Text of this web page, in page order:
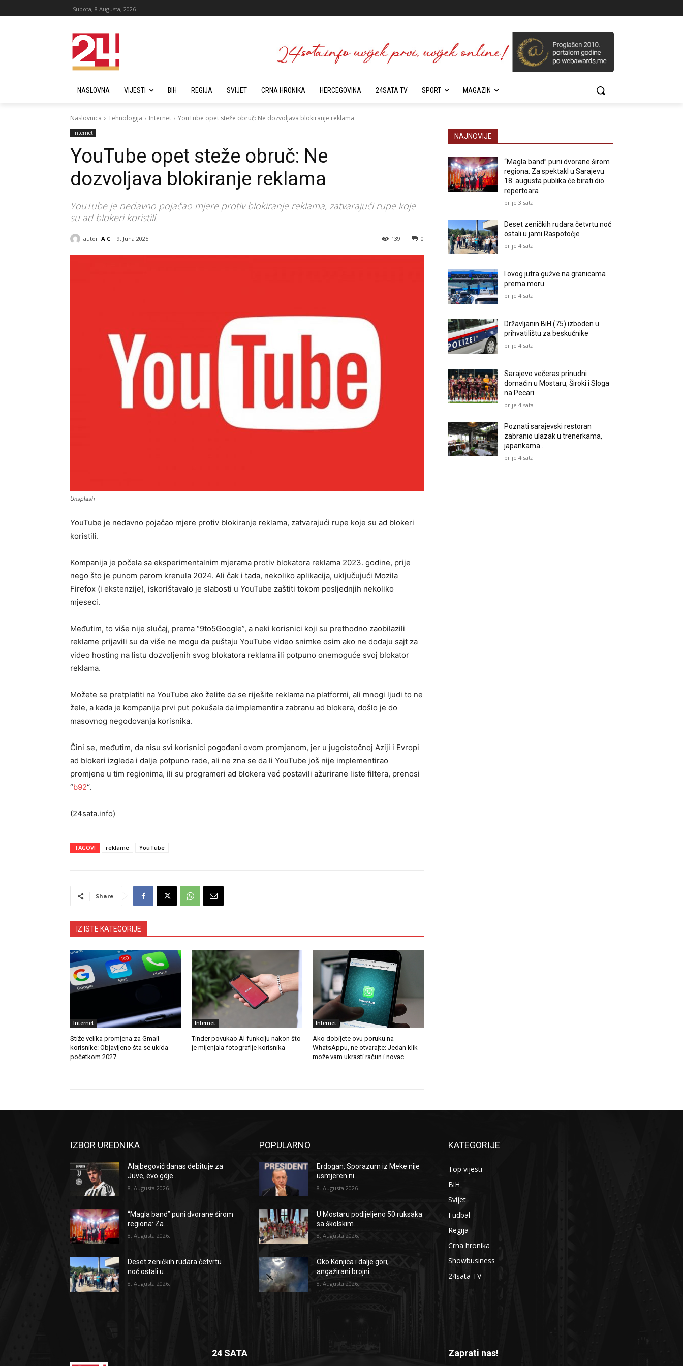
Subota, 8 Augusta, 2026
NASLOVNA VIJESTI BIH REGIJA SVIJET CRNA HRONIKA HERCEGOVINA 24SATA TV SPORT MAGAZIN
Naslovnica Tehnologija Internet YouTube opet steže obruč: Ne dozvoljava blokiranje reklama
Internet
YouTube opet steže obruč: Ne
dozvoljava blokiranje reklama
​YouTube je nedavno pojačao mjere protiv blokiranje reklama, zatvarajući rupe koje
su ad blokeri koristili.
autor: A C 9. Juna 2025. 0
139
Unsplash
​YouTube je nedavno pojačao mjere protiv blokiranje reklama, zatvarajući rupe koje su ad blokeri
koristili.
Kompanija je počela sa eksperimentalnim mjerama protiv blokatora reklama 2023. godine, prije
nego što je punom parom krenula 2024. Ali čak i tada, nekoliko aplikacija, uključujući Mozila
Firefox (i ekstenzije), iskorištavalo je slabosti u YouTube zaštiti tokom posljednjih nekoliko
mjeseci.
Međutim, to više nije slučaj, prema “9to5Google”, a neki korisnici koji su prethodno zaobilazili
reklame prijavili su da više ne mogu da puštaju YouTube video snimke osim ako ne dodaju sajt za
video hosting na listu dozvoljenih svog blokatora reklama ili potpuno onemoguće svoj blokator
reklama.
Možete se pretplatiti na YouTube ako želite da se riješite reklama na platformi, ali mnogi ljudi to ne
žele, a kada je kompanija prvi put pokušala da implementira zabranu ad blokera, došlo je do
masovnog negodovanja korisnika.
Čini se, međutim, da nisu svi korisnici pogođeni ovom promjenom, jer u jugoistočnoj Aziji i Evropi
ad blokeri izgleda i dalje potpuno rade, ali ne zna se da li YouTube još nije implementirao
promjene u tim regionima, ili su programeri ad blokera već postavili ažurirane liste filtera, prenosi
“b92“.
(24sata.info)
TAGOVI reklame YouTube
Share
IZ ISTE KATEGORIJE
Internet
Stiže velika promjena za Gmail
korisnike: Objavljeno šta se ukida
početkom 2027.
Internet
Tinder povukao AI funkciju nakon što
je mijenjala fotografije korisnika
Internet
Ako dobijete ovu poruku na
WhatsAppu, ne otvarajte: Jedan klik
može vam ukrasti račun i novac
NAJNOVIJE
“Magla band” puni dvorane širom
regiona: Za spektakl u Sarajevu
18. augusta publika će birati dio
repertoara
prije 3 sata
Deset zeničkih rudara četvrtu noć
ostali u jami Raspotočje
prije 4 sata
I ovog jutra gužve na granicama
prema moru
prije 4 sata
Državljanin BiH (75) izboden u
prihvatilištu za beskućnike
prije 4 sata
Sarajevo večeras prinudni
domaćin u Mostaru, Široki i Sloga
na Pecari
prije 4 sata
Poznati sarajevski restoran
zabranio ulazak u trenerkama,
japankama…
prije 4 sata
IZBOR UREDNIKA
Alajbegović danas debituje za
Juve, evo gdje...
8. Augusta 2026.
“Magla band” puni dvorane širom
regiona: Za...
8. Augusta 2026.
Deset zeničkih rudara četvrtu
noć ostali u...
8. Augusta 2026.
POPULARNO
Erdogan: Sporazum iz Meke nije
usmjeren ni...
8. Augusta 2026.
U Mostaru podijeljeno 50 ruksaka
sa školskim...
8. Augusta 2026.
Oko Konjica i dalje gori,
angažirani brojni...
8. Augusta 2026.
KATEGORIJE
Top vijesti
BiH
Svijet
Fudbal
Regija
Crna hronika
Showbusiness
24sata TV
24 SATA Zaprati nas!